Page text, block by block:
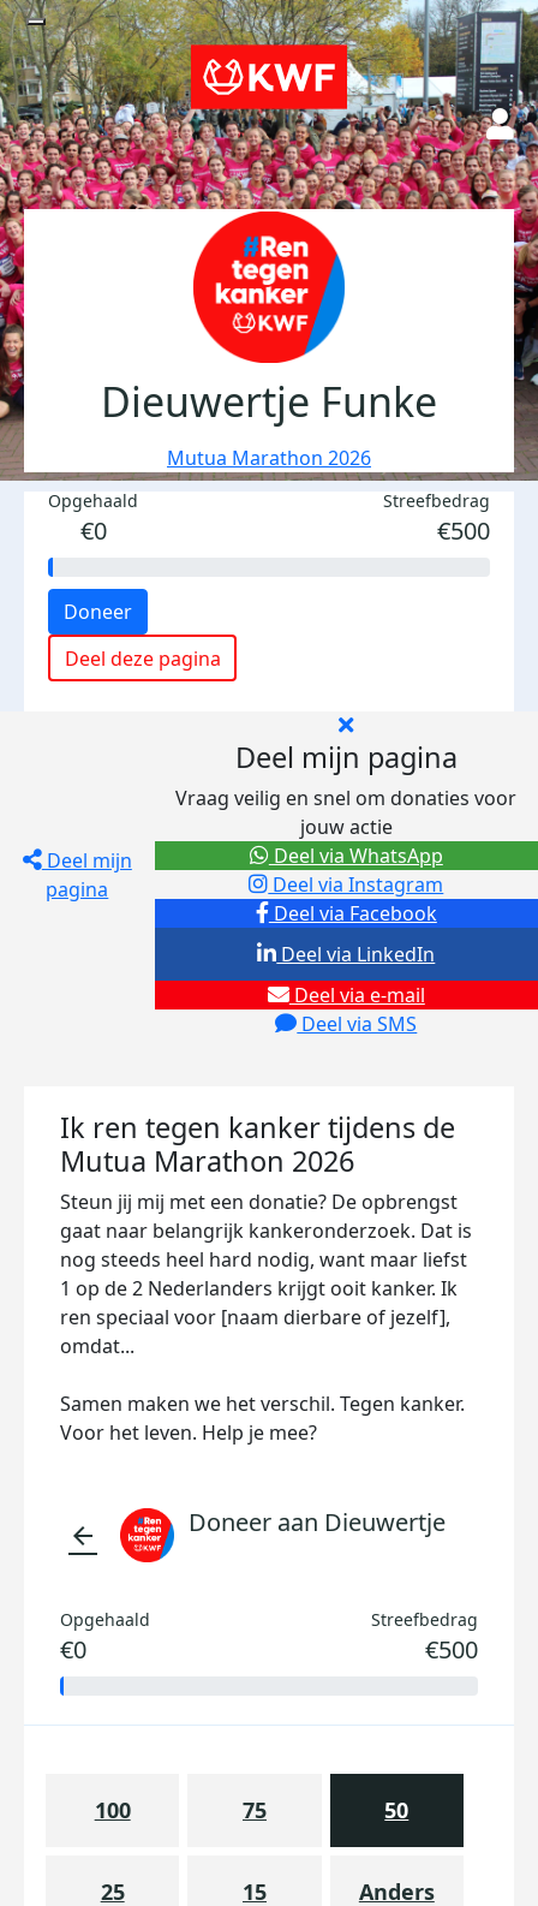
Dieuwertje Funke
Mutua Marathon 2026
Opgehaald
€0
Streefbedrag
€500
Doneer
Deel deze pagina
Deel mijn
pagina
Deel mijn pagina
Vraag veilig en snel om donaties voor
jouw actie
Deel via Facebook
Deel via Instagram
Deel via e-mail
Deel via SMS
Deel via LinkedIn
Deel via WhatsApp
Ik ren tegen kanker tijdens de
Mutua Marathon 2026
Steun jij mij met een donatie? De opbrengst
gaat naar belangrijk kankeronderzoek. Dat is
nog steeds heel hard nodig, want maar liefst
1 op de 2 Nederlanders krijgt ooit kanker. Ik
ren speciaal voor [naam dierbare of jezelf],
omdat...
Samen maken we het verschil. Tegen kanker.
Voor het leven. Help je mee?
arrow_back Doneer aan Dieuwertje
Opgehaald
€0
Streefbedrag
€500
100 75 50
25 15 Anders